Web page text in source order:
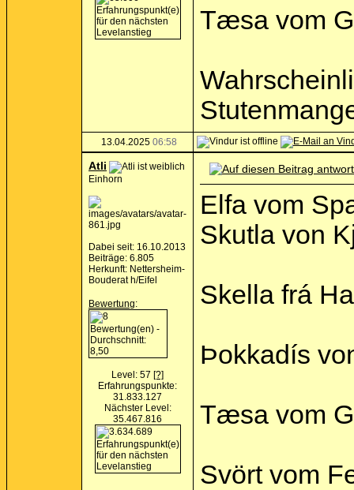
Tæsa vom
13.04.2025 06:58
Atli
Einhorn
Dabei seit: 16.10.2013
Beiträge: 6.805
Herkunft: Nettersheim-
Bouderat h/Eifel
Bewertung:
Level: 57 [?]
Erfahrungspunkte:
31.833.127
Nächster Level:
35.467.816
Elfa vom
Skutla von
Skella frá
Þokkadís
Tæsa vom
Svört vom